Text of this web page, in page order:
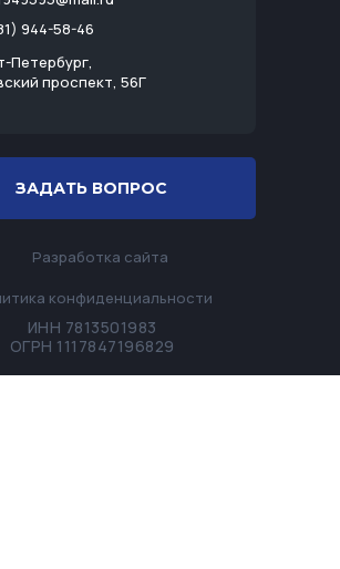
ЗАДАТЬ ВОПРОС
Разработка сайта
конфиденциальности
ИНН 7813501983
ОГРН 1117847196829
944-58-46
Петербург,
проспект, 56Г